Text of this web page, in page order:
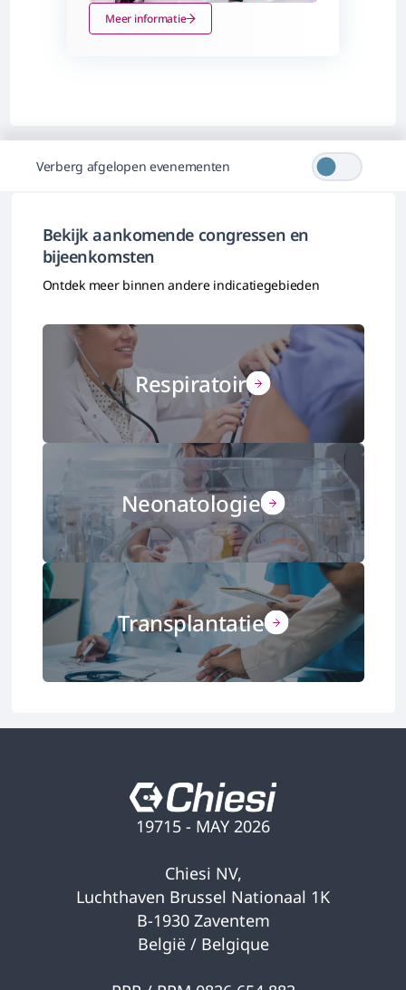
Meer informatie
Verberg afgelopen evenementen
Bekijk aankomende congressen en
bijeenkomsten
Ontdek meer binnen andere indicatiegebieden
Respiratoir
Neonatologie
Transplantatie
19715 - MAY 2026
Chiesi NV,
Luchthaven Brussel Nationaal 1K
B-1930 Zaventem
België / Belgique